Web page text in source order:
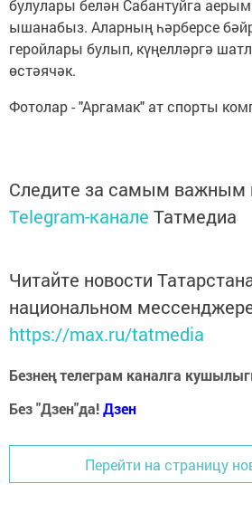
булулары белән Сабантуйга
ышанабыз. Аларның һәрберсе
геройлары булып, күңелләргә
өстәячәк.
Фотолар - "Аргамак" ат спорты
Следите за самым важным
Telegram-канале Татмедиа
Читайте новости
национальном
https://max.ru/tatmedia
Безнең телеграм каналга
Без "Дзен"да!Дзен
Перейти на страницу